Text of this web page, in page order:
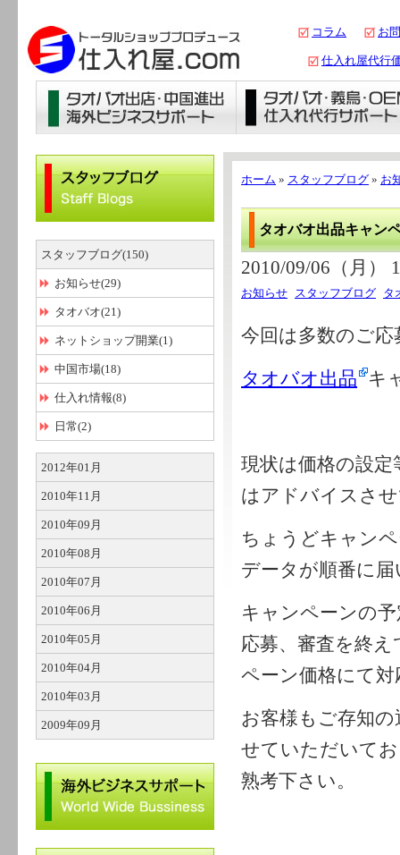
お
コラム
仕入れ屋代行
ホーム » スタッフブログ » お
タオバオ出品キャン
2010/09/06（月）
お知らせ スタッフブログ タ
今回は多数のご
タオバオ出品
キ
現状は価格の設
はアドバイスさ
ちょうどキャン
データが順番に
キャンペーンの
応募、審査を終
ペーン価格にて
お客様もご存知
せていただいて
熟考下さい。
スタッフブログ(150)
お知らせ(29)
タオバオ(21)
ネットショップ開業(1)
中国市場(18)
仕入れ情報(8)
日常(2)
2012年01月
2010年11月
2010年09月
2010年08月
2010年07月
2010年06月
2010年05月
2010年04月
2010年03月
2009年09月